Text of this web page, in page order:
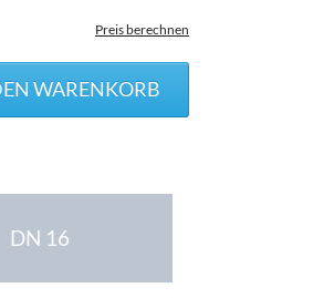
Preis berechnen
DN 16